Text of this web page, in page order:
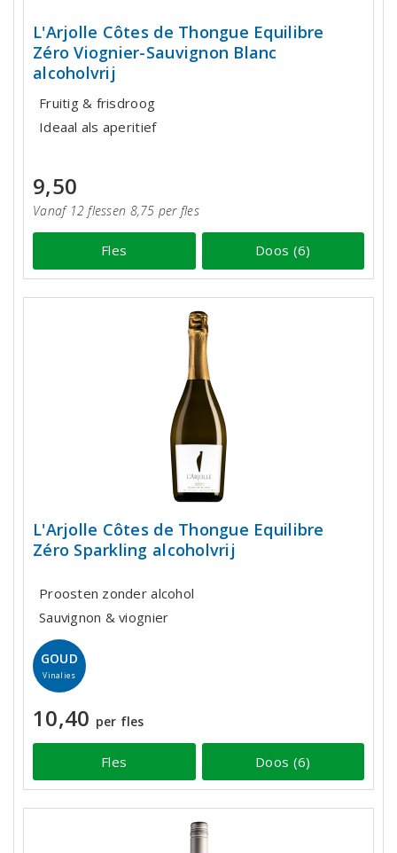
L'Arjolle Côtes de Thongue Equilibre
Zéro Viognier-Sauvignon Blanc
alcoholvrij
Fruitig & frisdroog
Ideaal als aperitief
9,50
Vanaf 12 flessen 8,75 per fles
Fles Doos (6)
L'Arjolle Côtes de Thongue Equilibre
Zéro Sparkling alcoholvrij
Proosten zonder alcohol
Sauvignon & viognier
GOUD
Vinalies
10,40 per fles
Fles Doos (6)